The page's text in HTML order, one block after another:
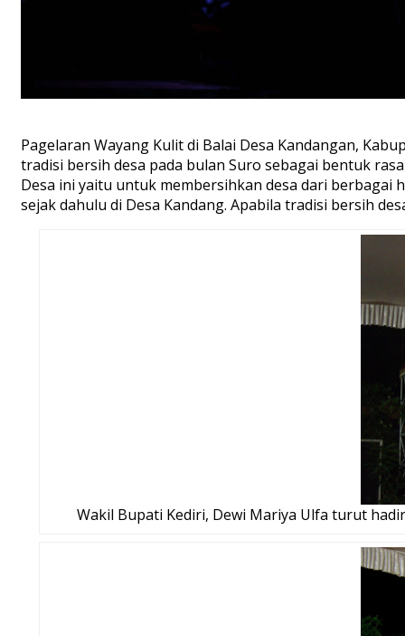
Pagelaran Wayang Kulit di Balai Desa Kandangan,
tradisi bersih desa pada bulan Suro sebagai bentuk
Desa ini yaitu untuk membersihkan desa dari
sejak dahulu di Desa Kandang. Apabila tradisi bersih
Wakil Bupati Kediri, Dewi Mariya Ulfa turut